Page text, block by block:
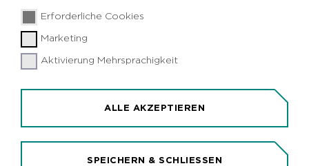
Erforderliche Cookies
Marketing
Aktivierung Mehrsprachigkeit
ALLE AKZEPTIEREN
SPEICHERN & SCHLIESSEN
Duisburg
Ruhrgebiet
Ruhrtriennale startet mit Musiktheater-
Bochum/Ruhrgebiet (idr). Die Ruhrtriennale 2026
unter der Intendanz von Ivo van Hove: Mit der
Eröffnungsproduktion "Rebel Rebel" setzt van